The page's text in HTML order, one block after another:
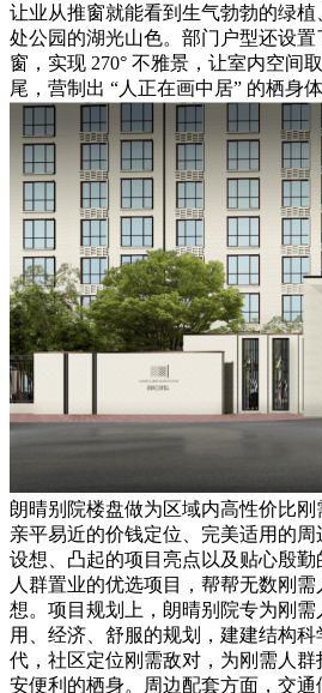
让业从推窗就能看到生气勃勃的绿
处公园的湖光山色。部门户型还设
窗，实现 270° 不雅景，让室内空间
尾，营制出 “人正在画中居” 的栖身体
朗晴别院楼盘做为区域内高性价比
亲平易近的价钱定位、完美适用的
设想、凸起的项目亮点以及贴心殷
人群置业的优选项目，帮帮无数刚
想。项目规划上，朗晴别院专为刚
用、经济、舒服的规划，建建结构
代，社区定位刚需敌对，为刚需人
安便利的栖身。周边配套方面，交